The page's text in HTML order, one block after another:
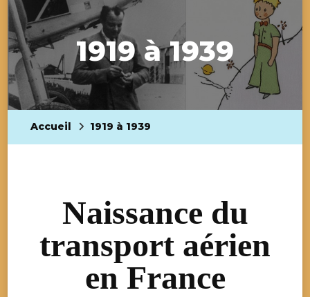
1919 à 1939
Accueil 1919 à 1939
Naissance du
transport aérien
en France